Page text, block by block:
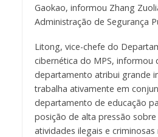
Gaokao, informou Zhang
Administração de Segurança
Litong, vice-chefe do
cibernética do MPS, informou
departamento atribui grande
trabalha ativamente em
departamento de educação
posição de alta pressão
atividades ilegais e